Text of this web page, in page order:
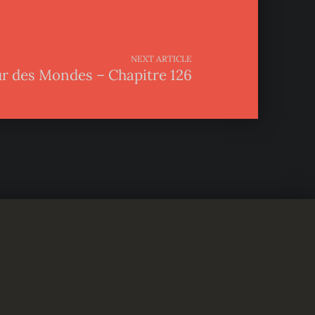
NEXT ARTICLE
des Mondes – Chapitre 126